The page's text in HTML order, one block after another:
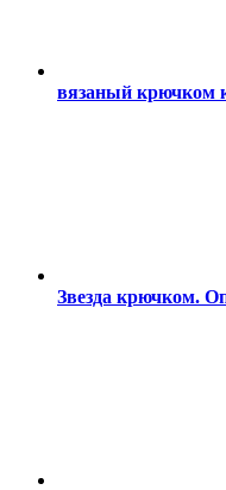
вязаный крючком
Звезда крючком.